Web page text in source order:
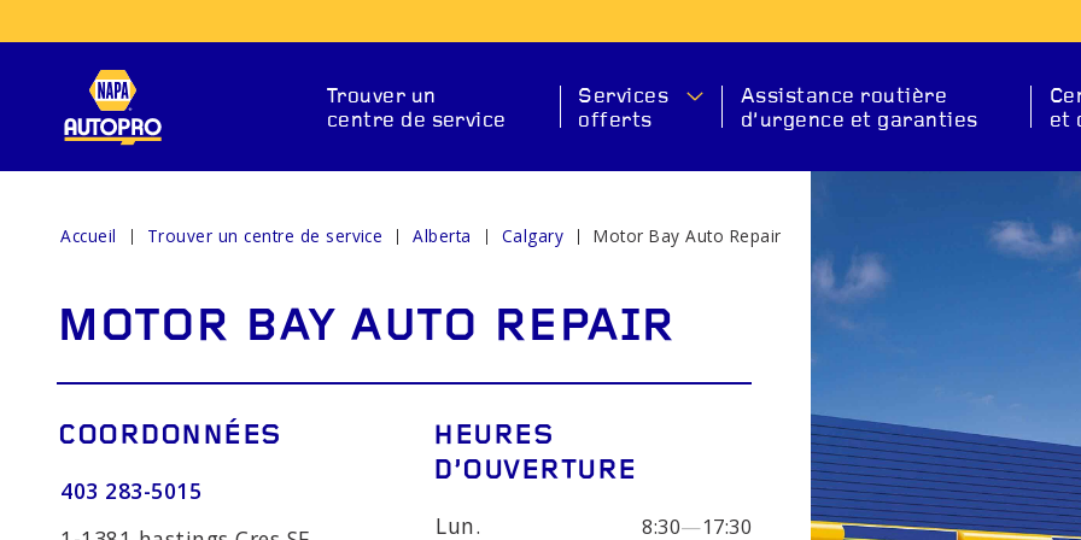
Trouver un
centre de service
Services
offerts
SERVICES DE RÉPARATION
DÉMARREUR
Assistance routière
d’urgence et garanties
et
Accueil Trouver un centre de service Alberta Calgary Motor Bay Auto Repair
MOTOR BAY AUTO REPAIR
COORDONNÉES
403 283-5015
HEURES
D’OUVERTURE
Lun. 8:30—17:30